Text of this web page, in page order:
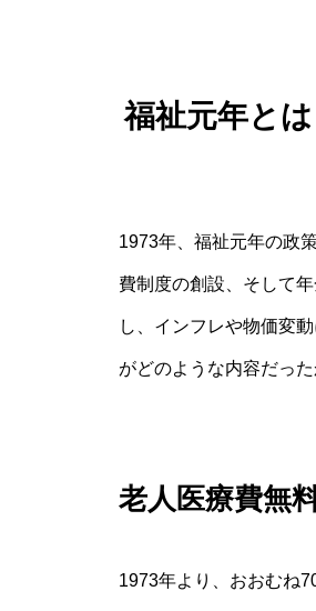
福祉元年と
1973年、福祉元年の政
費制度の創設、そして
し、インフレや物価変
がどのような内容だっ
老人医療費無
1973年より、おおむね